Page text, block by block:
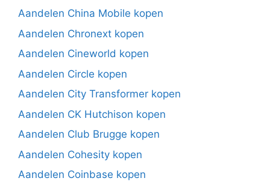
Aandelen China Mobile kopen
Aandelen Chronext kopen
Aandelen Cineworld kopen
Aandelen Circle kopen
Aandelen City Transformer kopen
Aandelen CK Hutchison kopen
Aandelen Club Brugge kopen
Aandelen Cohesity kopen
Aandelen Coinbase kopen